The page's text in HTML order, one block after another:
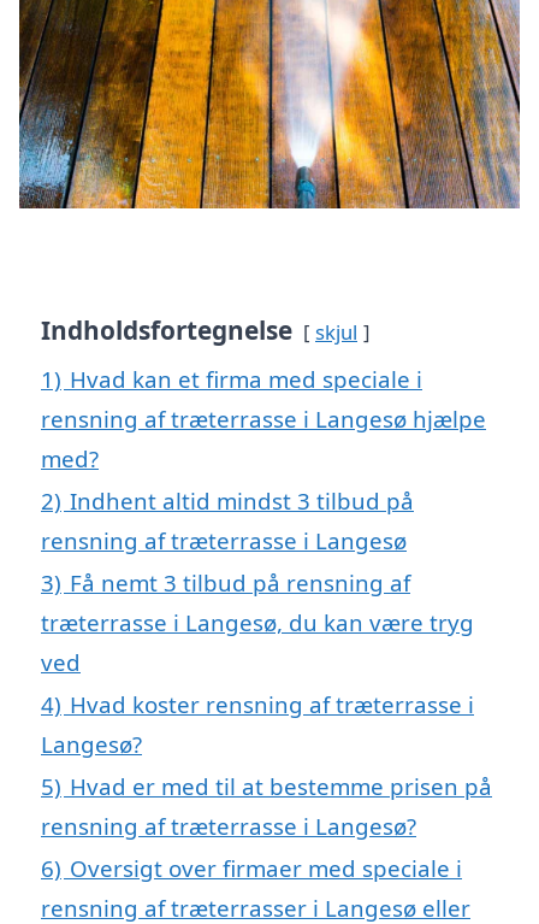
Indholdsfortegnelse skjul
1) Hvad kan et firma med speciale i
rensning af træterrasse i Langesø hjælpe
med?
2) Indhent altid mindst 3 tilbud på
rensning af træterrasse i Langesø
3) Få nemt 3 tilbud på rensning af
træterrasse i Langesø, du kan være tryg
ved
4) Hvad koster rensning af træterrasse i
Langesø?
5) Hvad er med til at bestemme prisen på
rensning af træterrasse i Langesø?
6) Oversigt over firmaer med speciale i
rensning af træterrasser i Langesø eller